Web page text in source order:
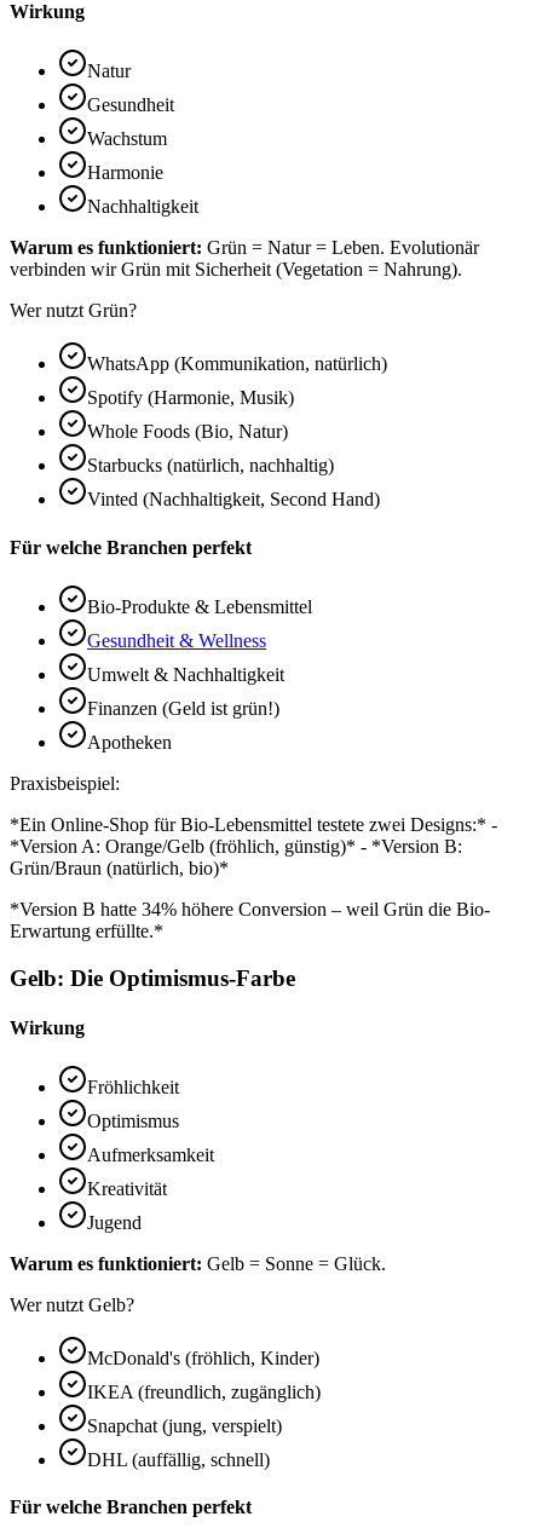
Wirkung
Natur
Gesundheit
Wachstum
Harmonie
Nachhaltigkeit
Warum es funktioniert: Grün = Natur = Leben. Evolutionär
verbinden wir Grün mit Sicherheit (Vegetation = Nahrung).
Wer nutzt Grün?
WhatsApp (Kommunikation, natürlich)
Spotify (Harmonie, Musik)
Whole Foods (Bio, Natur)
Starbucks (natürlich, nachhaltig)
Vinted (Nachhaltigkeit, Second Hand)
Für welche Branchen perfekt
Bio-Produkte & Lebensmittel
Gesundheit & Wellness
Umwelt & Nachhaltigkeit
Finanzen (Geld ist grün!)
Apotheken
Praxisbeispiel:
*Ein Online-Shop für Bio-Lebensmittel testete zwei Designs:* -
*Version A: Orange/Gelb (fröhlich, günstig)* - *Version B:
Grün/Braun (natürlich, bio)*
*Version B hatte 34% höhere Conversion – weil Grün die Bio-
Erwartung erfüllte.*
Gelb: Die Optimismus-Farbe
Wirkung
Fröhlichkeit
Optimismus
Aufmerksamkeit
Kreativität
Jugend
Warum es funktioniert: Gelb = Sonne = Glück.
Wer nutzt Gelb?
McDonald's (fröhlich, Kinder)
IKEA (freundlich, zugänglich)
Snapchat (jung, verspielt)
DHL (auffällig, schnell)
Für welche Branchen perfekt